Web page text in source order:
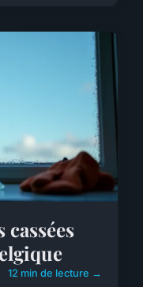
12 min de lecture →